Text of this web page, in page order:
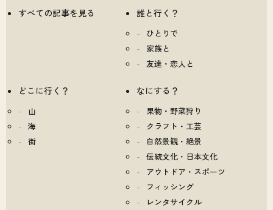
すべての記事を見る 誰と行く？
ひとりで
家族と
友達・恋人と
どこに行く？
山
海
街
なにする？
果物・野菜狩り
クラフト・工芸
自然景観・絶景
伝統文化・日本文化
アウトドア・スポーツ
フィッシング
レンタサイクル